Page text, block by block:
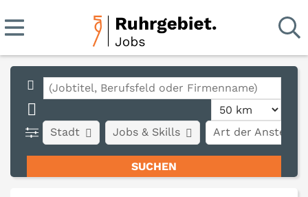
Stadt Art der
Jobs & Skills